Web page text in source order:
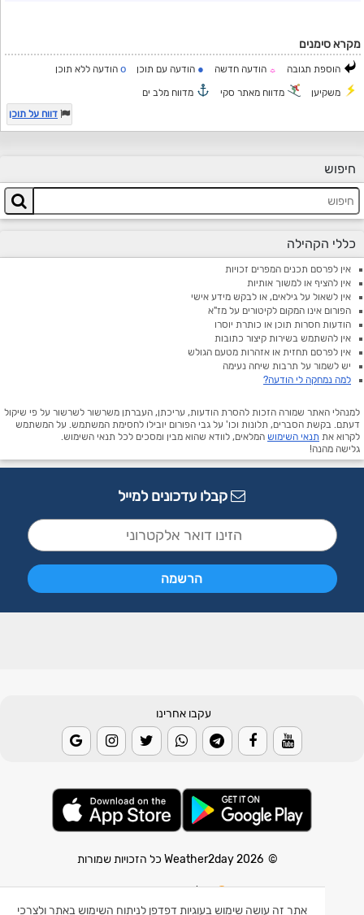
אתר זה עושה שימוש בעוגיות דפדפן לניתוח השימוש באתר ולצרכי
מקרא סימנים
הוספת תגובה ☼ הודעה חדשה ● הודעה עם תוכן o הודעה ללא תוכן
משקיען מדווח מאתר סקי
מדווח מלב ים
דווח על תוכן
חיפוש
כללי הקהילה
אין לפרסם תכנים המפרים זכויות
אין להציף או למשוך אותיות
אין לשאול על גילאים, או לבקש מידע אישי
הפורום אינו המקום לקיטורים על מז"א
הודעות חסרות תוכן או כותרת יוסרו
אין להשתמש בשירות קיצור כתובות
אין לפרסם תחזית או אזהרות מטעם הגולש
יש לשמור על תרבות שיחה נעימה
למה נמחקה לי הודעה?
למנהלי האתר שמורה הזכות להסרת הודעות, עריכתן, העברתן משרשור לשרשור על פי שיקול
דעתם. בקשת הסברים, תלונות וכו' על גבי הפורום יובילו לחסימת המשתמש. על המשתמש
לקרוא את תנאי השימוש המלאים, לוודא שהוא מבין ומסכים לכל תנאי השימוש.
גלישה מהנה!
קבלו עדכונים למייל
עקבו אחרינו
© 2026 Weather2day כל הזכויות שמורות
אפליקצית מזג אוויר
אפליקצית רעידת אדמה